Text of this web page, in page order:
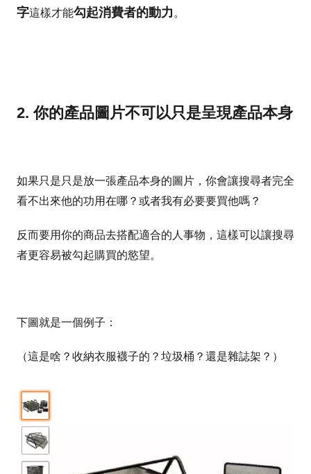
字這樣才能勾起消費者的動力 。
2. 你的產品圖片不可以只是呈現產品本身
如果只是只是放一張產品本身的圖片，你會讓搜尋者完全
看不出來他的功用在哪？或者我有必要要買他嗎？
反而要用你的商品去搭配適合的人事物，這樣可以讓搜尋
者更容易被勾起購買的慾望。
下圖就是一個例子：
（這是啥？收納衣服襪子的？垃圾桶？還是雜誌架？）